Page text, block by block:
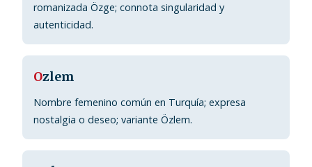
romanizada Özge; connota singularidad y
autenticidad.
Ozlem
Nombre femenino común en Turquía; expresa
nostalgia o deseo; variante Özlem.